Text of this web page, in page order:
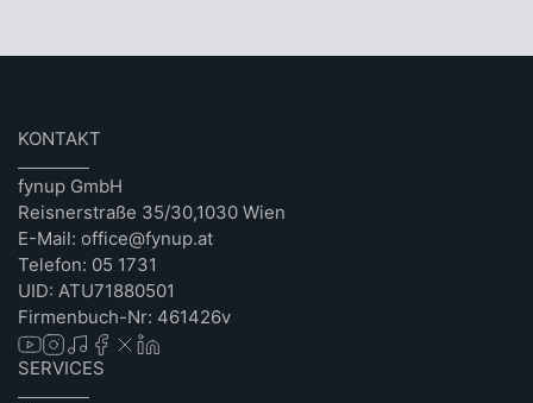
KONTAKT
fynup GmbH
Reisnerstraße 35/30,1030 Wien
E-Mail: office@fynup.at
Telefon: 05 1731
UID: ATU71880501
Firmenbuch-Nr: 461426v
SERVICES